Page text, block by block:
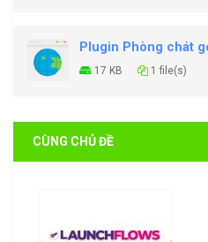
Plugin Phòng chát
17 KB 1 file(s)
CÙNG CHỦ ĐỀ